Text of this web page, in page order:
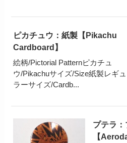
ピカチュウ：紙製【Pikachu
Cardboard】
絵柄/Pictorial Patternピカチュ
ウ/Pikachuサイズ/Size紙製レギュ
ラーサイズ/Cardb...
プテラ
【